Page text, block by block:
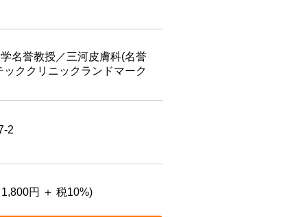
名誉教授／三河皮膚科(名誉
ッククリニックランドマーク
2
円 ＋ 税10%)